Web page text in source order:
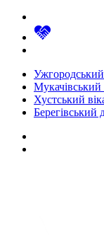
Ужгородський
Мукачівський
Хустський
Берегівський